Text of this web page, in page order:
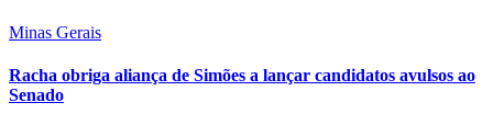
Minas Gerais
Racha obriga aliança de Simões a lançar candidatos avulsos ao
Senado